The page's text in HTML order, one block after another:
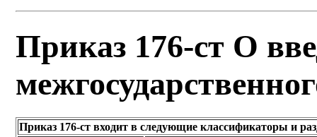
Приказ 176-ст О
Приказ 176-ст входит в следующие классификаторы и